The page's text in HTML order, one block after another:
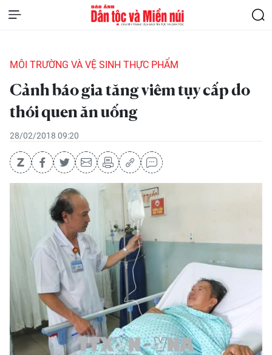
MÔI TRƯỜNG VÀ VỆ SINH THỰC PHẨM
Cảnh báo gia tăng viêm tụy cấp do
thói quen ăn uống
28/02/2018 09:20